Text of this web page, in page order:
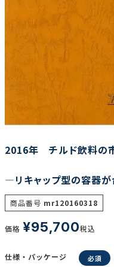
2016年 チルド飲料の
―リキャップ型の容器
商品番号 mr120160318
価格 ¥95,700税込
仕様・パッケージ